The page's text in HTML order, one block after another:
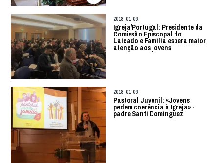
2018-01-06
Igreja/Portugal: Presidente da
Comissão Episcopal do
Laicado e Família espera maior
atenção aos jovens
2018-01-06
Pastoral Juvenil: «Jovens
pedem coerência à Igreja» -
padre Santi Dominguez